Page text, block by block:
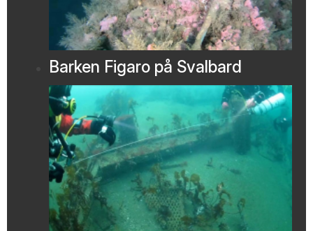
Barken Figaro på Svalbard